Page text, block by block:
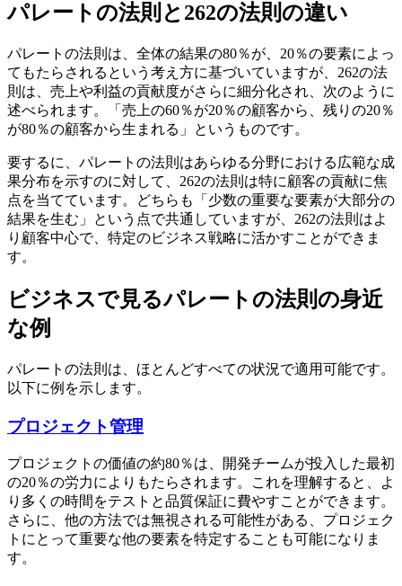
パレートの法則と262の法則の違い
パレートの法則は、全体の結果の80％が、20％の要素によっ
てもたらされるという考え方に基づいていますが、262の法
則は、売上や利益の貢献度がさらに細分化され、次のように
述べられます。「売上の60％が20％の顧客から、残りの20％
が80％の顧客から生まれる」というものです。
要するに、パレートの法則はあらゆる分野における広範な成
果分布を示すのに対して、262の法則は特に顧客の貢献に焦
点を当てています。どちらも「少数の重要な要素が大部分の
結果を生む」という点で共通していますが、262の法則はよ
り顧客中心で、特定のビジネス戦略に活かすことができま
す。
ビジネスで見るパレートの法則の身近
な例
パレートの法則は、ほとんどすべての状況で適用可能です。
以下に例を示します。
プロジェクト管理
プロジェクトの価値の約80％は、開発チームが投入した最初
の20％の労力によりもたらされます。これを理解すると、よ
り多くの時間をテストと品質保証に費やすことができます。
さらに、他の方法では無視される可能性がある、プロジェク
トにとって重要な他の要素を特定することも可能になりま
す。